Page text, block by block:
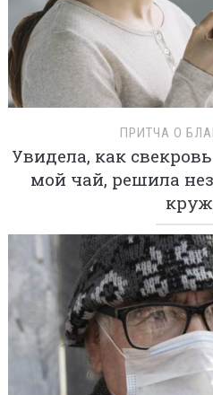
ПРИТЧА О
Увидела, как
мой чай, решила